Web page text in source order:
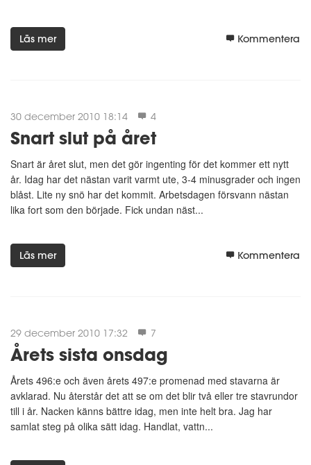
Läs mer Kommentera
30 december 2010 18:14 4
Snart slut på året
Snart är året slut, men det gör ingenting för det kommer ett nytt
år. Idag har det nästan varit varmt ute, 3-4 minusgrader och ingen
blåst. Lite ny snö har det kommit. Arbetsdagen försvann nästan
lika fort som den började. Fick undan näst...
Läs mer Kommentera
29 december 2010 17:32 7
Årets sista onsdag
Årets 496:e och även årets 497:e promenad med stavarna är
avklarad. Nu återstår det att se om det blir två eller tre stavrundor
till i år. Nacken känns bättre idag, men inte helt bra. Jag har
samlat steg på olika sätt idag. Handlat, vattn...